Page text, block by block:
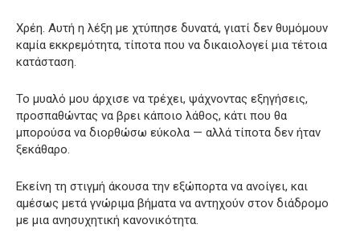
Χρέη. Αυτή η λέξη με χτύπησε δυνατά, γιατί δεν θυμόμουν
καμία εκκρεμότητα, τίποτα που να δικαιολογεί μια τέτοια
κατάσταση.
Το μυαλό μου άρχισε να τρέχει, ψάχνοντας εξηγήσεις,
προσπαθώντας να βρει κάποιο λάθος, κάτι που θα
μπορούσα να διορθώσω εύκολα — αλλά τίποτα δεν ήταν
ξεκάθαρο.
Εκείνη τη στιγμή άκουσα την εξώπορτα να ανοίγει, και
αμέσως μετά γνώριμα βήματα να αντηχούν στον διάδρομο
με μια ανησυχητική κανονικότητα.